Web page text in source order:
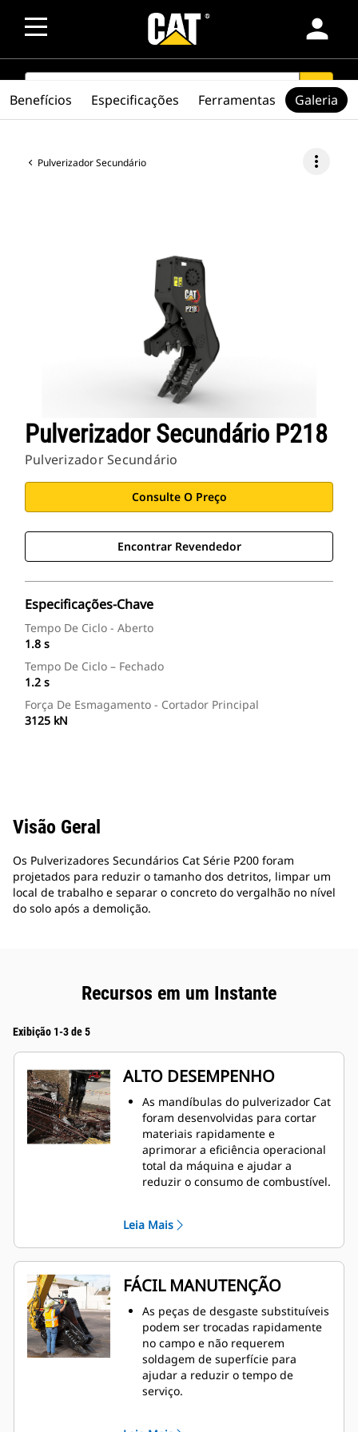
person
SEARCH search
Pulverizador Secundário more_vert
Pulverizador Secundário P218
Pulverizador Secundário
Consulte O Preço
Encontrar Revendedor
Especificações-Chave
Tempo De Ciclo - Aberto
1.8 s
Tempo De Ciclo – Fechado
1.2 s
Força De Esmagamento - Cortador Principal
3125 kN
Benefícios Especificações Ferramentas Galeria
Visão Geral
Os Pulverizadores Secundários Cat Série P200 foram
projetados para reduzir o tamanho dos detritos, limpar um
local de trabalho e separar o concreto do vergalhão no nível
do solo após a demolição.
Recursos em um Instante
Exibição 1-3 de 5
ALTO DESEMPENHO
As mandíbulas do pulverizador Cat
foram desenvolvidas para cortar
materiais rapidamente e
aprimorar a eficiência operacional
total da máquina e ajudar a
reduzir o consumo de combustível.
rotativo fornece uma forte força de
esmagamento para reduzir o
concreto e separar o vergalhão.
A válvula Speed Booster equilibra
ativamente a velocidade e a
potência, proporcionando tempos
de ciclo rápidos e forte força de
fechamento para ajudar a
aumentar a produtividade.
Leia Mais
FÁCIL MANUTENÇÃO
As peças de desgaste substituíveis
podem ser trocadas rapidamente
no campo e não requerem
soldagem de superfície para
ajudar a reduzir o tempo de
serviço.